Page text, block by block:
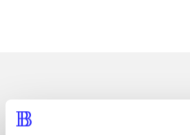
Artikler med samme emner
Fra